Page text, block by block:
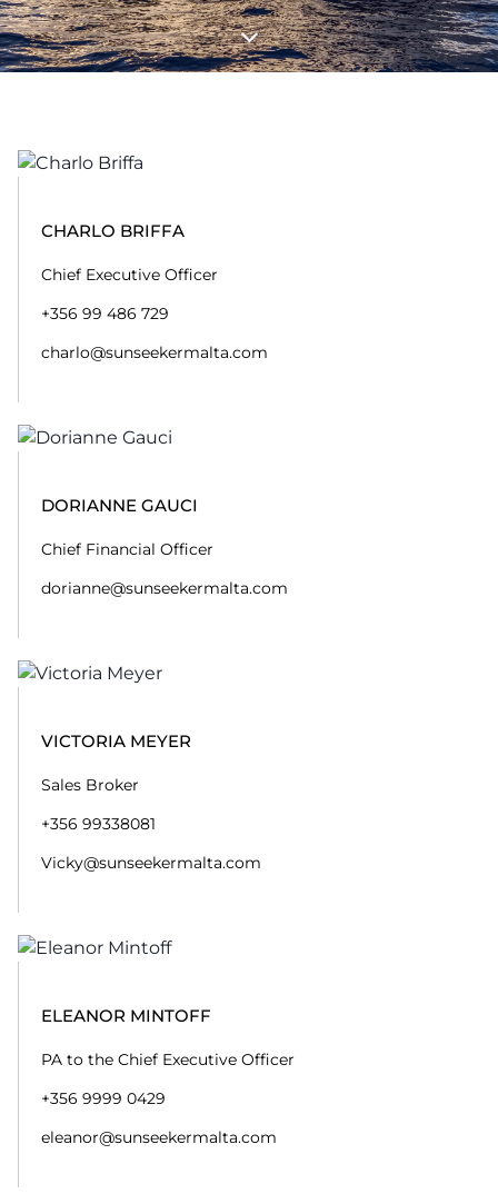
CHARLO BRIFFA
Chief Executive Officer
+356 99 486 729
charlo@sunseekermalta.com
DORIANNE GAUCI
Chief Financial Officer
dorianne@sunseekermalta.com
VICTORIA MEYER
Sales Broker
+356 99338081
Vicky@sunseekermalta.com
ELEANOR MINTOFF
PA to the Chief Executive Officer
+356 9999 0429
eleanor@sunseekermalta.com